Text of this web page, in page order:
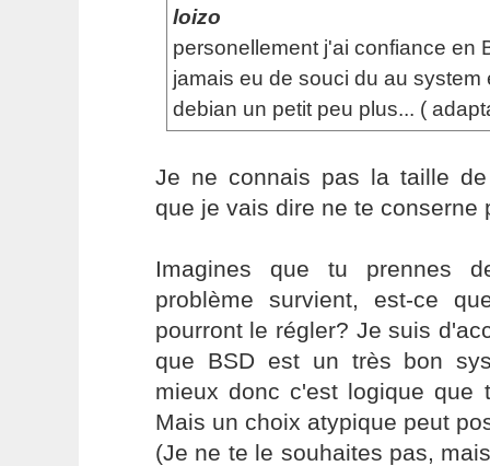
loizo
personellement j'ai confiance en
jamais eu de souci du au system
debian un petit peu plus... (
Je ne connais pas la taille
que je vais dire ne te conserne
Imagines que tu prennes
problème survient, est-ce
pourront le régler? Je suis
que BSD est un très bon
mieux donc c'est logique que
Mais un choix atypique peut
(Je ne te le souhaites pas,